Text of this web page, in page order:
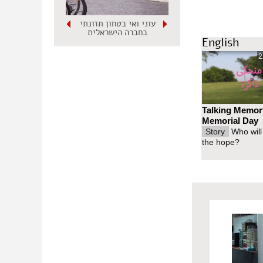
English
Talking
Memorial Day
Story
Who
the hope?
עוני ואי בטחון תזונתי
בחברה הישראלית